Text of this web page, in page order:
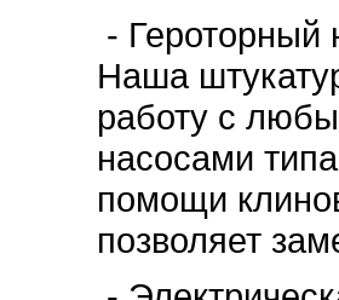
- Героторный
Наша
работу с
насосами
помощи
позволяет